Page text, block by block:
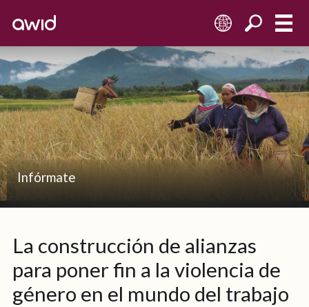
ES
Infórmate
La construcción de alianzas
para poner fin a la violencia de
género en el mundo del trabajo